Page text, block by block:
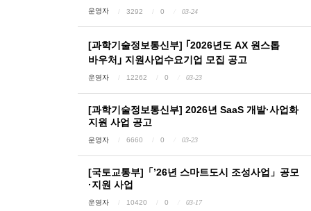
운영자 3292 0 03-24
[과학기술정보통신부] ｢2026년도 AX 원스톱
바우처｣ 지원사업수요기업 모집 공고
운영자 12262 0 03-23
[과학기술정보통신부] 2026년 SaaS 개발·사업화
지원 사업 공고
운영자 6660 0 03-23
[국토교통부]「’26년 스마트도시 조성사업」공모
·지원 사업
운영자 10420 0 03-17